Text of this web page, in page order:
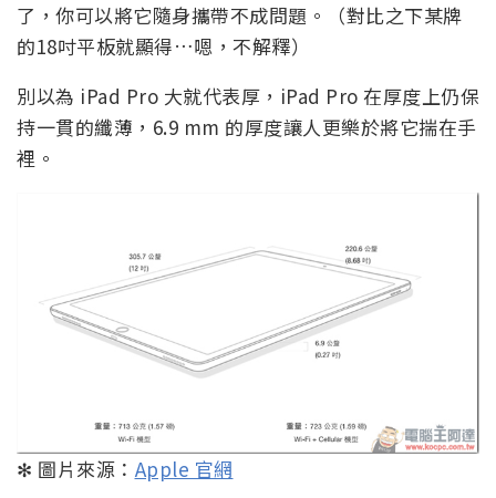
了，你可以將它隨身攜帶不成問題。（對比之下某牌
的18吋平板就顯得…嗯，不解釋）
別以為 iPad Pro 大就代表厚，iPad Pro 在厚度上仍保
持一貫的纖薄，6.9 mm 的厚度讓人更樂於將它揣在手
裡。
✻ 圖片來源： Apple 官網